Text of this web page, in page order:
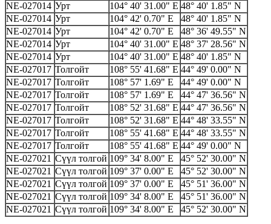
NE-027014 Урт 104° 40' 31.00" E 48° 40' 1.85" N
NE-027014 Урт 104° 42' 0.70" E
48° 40' 1.85" N
NE-027014 Урт 104° 42' 0.70" E
48° 36' 49.55" N
NE-027014 Урт 104° 40' 31.00" E 48° 37' 28.56" N
NE-027014 Урт 104° 40' 31.00" E 48° 40' 1.85" N
NE-027017 Толгойт 108° 55' 41.68" E 44° 49' 0.00" N
NE-027017 Толгойт 108° 57' 1.69" E
44° 49' 0.00" N
NE-027017 Толгойт 108° 57' 1.69" E
44° 47' 36.56" N
NE-027017 Толгойт 108° 52' 31.68" E 44° 47' 36.56" N
NE-027017 Толгойт 108° 52' 31.68" E 44° 48' 33.55" N
NE-027017 Толгойт 108° 55' 41.68" E 44° 48' 33.55" N
NE-027017 Толгойт 108° 55' 41.68" E 44° 49' 0.00" N
NE-027021 Сүүл толгой 109° 34' 8.00" E
45° 52' 30.00" N
NE-027021 Сүүл толгой 109° 37' 0.00" E
45° 52' 30.00" N
NE-027021 Сүүл толгой 109° 37' 0.00" E
45° 51' 36.00" N
NE-027021 Сүүл толгой 109° 34' 8.00" E
45° 51' 36.00" N
NE-027021 Сүүл толгой 109° 34' 8.00" E 45° 52' 30.00" N